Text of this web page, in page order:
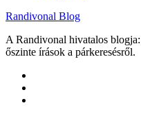
Randivonal Blog
A Randivonal hivatalos
őszinte írások a párkeresésről.